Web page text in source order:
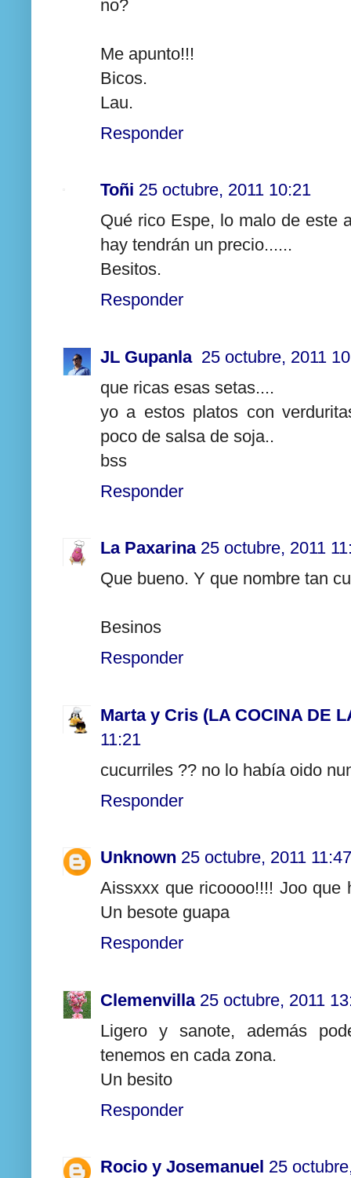
no?
Me apunto!!!
Bicos.
Lau.
Responder
Toñi 25 octubre, 2011 10:21
Qué rico Espe, lo malo de este
hay tendrán un precio......
Besitos.
Responder
JL Gupanla 25 octubre, 2011
que ricas esas setas....
yo a estos platos con
poco de salsa de soja..
bss
Responder
La Paxarina 25 octubre, 2011
Que bueno. Y que nombre tan
Besinos
Responder
Marta y Cris (LA COCINA DE
11:21
cucurriles ?? no lo había oido
Responder
Unknown 25 octubre, 2011 11:47
Aissxxx que ricoooo!!!! Joo que
Un besote guapa
Responder
Clemenvilla 25 octubre, 2011
Ligero y sanote, además
tenemos en cada zona.
Un besito
Responder
Rocio y Josemanuel 25